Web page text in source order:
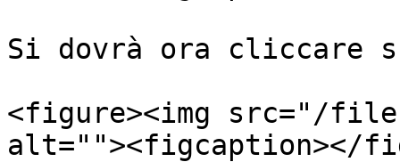
Si dovrà ora cliccare
<figure><img src="/files/
alt=""><figcaption></